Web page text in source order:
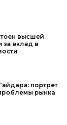
высшей
за вклад в
портрет
рынка